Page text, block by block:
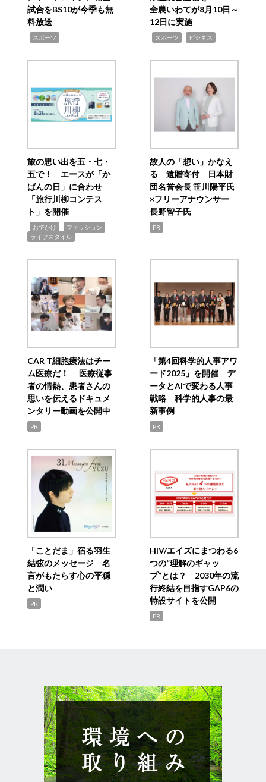
試合をBS10が今季も無
料放送
スポーツ
全農いわてが8月10日～
12日に実施
スポーツ ビジネス
旅の思い出を五・七・
五で！ エースが「か
ばんの日」に合わせ
「旅行川柳コンテス
ト」を開催
おでかけ ファッション
ライフスタイル
故人の「想い」かなえ
る 遺贈寄付 日本財
団名誉会長 笹川陽平氏
×フリーアナウンサー
長野智子氏
PR
CAR T細胞療法はチー
ム医療だ！ 医療従事
者の情熱、患者さんの
思いを伝えるドキュメ
ンタリー動画を公開中
PR
「第4回科学的人事アワ
ード2025」を開催 デ
ータとAIで変わる人事
戦略 科学的人事の最
新事例
PR
「ことだま」宿る羽生
結弦のメッセージ 名
言がもたらす心の平穏
と潤い
PR
HIV/エイズにまつわる6
つの“理解のギャッ
プ”とは？ 2030年の流
行終結を目指すGAP6の
特設サイトを公開
PR